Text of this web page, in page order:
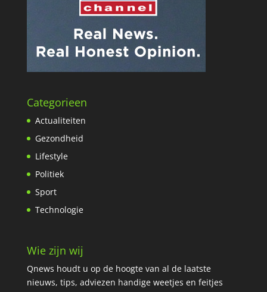
Categorieen
Actualiteiten
Gezondheid
Lifestyle
Politiek
Sport
Technologie
Wie zijn wij
Qnews houdt u op de hoogte van al de laatste
nieuws, tips, adviezen handige weetjes en feitjes